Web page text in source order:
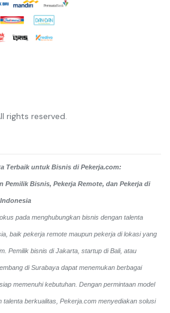
rights reserved.
Terbaik untuk Bisnis di Pekerja.com:
Pemilik Bisnis, Pekerja Remote, dan Pekerja di
pada menghubungkan bisnis dengan talenta
baik pekerja remote maupun pekerja di lokasi yang
Pemilik bisnis di Jakarta, startup di Bali, atau
di Surabaya dapat menemukan berbagai
memenuhi kebutuhan. Dengan permintaan model
talenta berkualitas, Pekerja.com menyediakan solusi